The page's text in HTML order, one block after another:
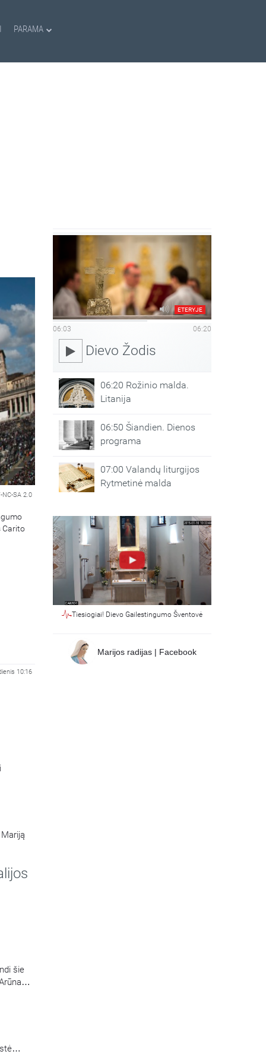
PARAMA
NC-SA 2.0
Carito
10:16
ir
šie
ETERYJE
06:03 06:20
Dievo Žodis
06:20 Rožinio malda.
Litanija
06:50 Šiandien. Dienos
programa
07:00 Valandų liturgijos
Rytmetinė malda
Tiesiogiai! Dievo Gailestingumo Šventovė
Marijos radijas | Facebook